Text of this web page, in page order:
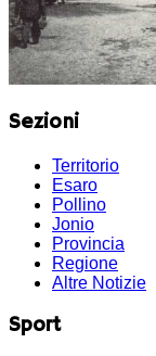
Sezioni
Territorio
Esaro
Pollino
Jonio
Provincia
Regione
Altre Notizie
Sport